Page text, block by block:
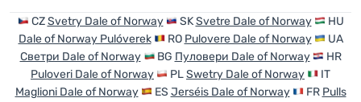
CZSvetry Dale of Norway SKSvetre Dale of Norway
HU
Dale of Norway Pulóverek
RO Pulovere Dale of Norway
UA
Светри Dale of Norway
BG Пуловери Dale of Norway
HR
Puloveri Dale of Norway
PLSwetry Dale of Norway
IT
Maglioni Dale of Norway
ES Jerséis Dale of Norway FR Pulls